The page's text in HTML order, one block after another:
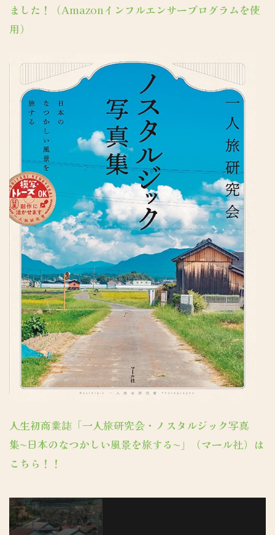
ました！（Amazonインフルエンサープログラムを使
用）
人生初商業誌「一人旅研究会・ノスタルジック写真
集〜日本のなつかしい風景を旅する〜」（マール社）は
こちら！！